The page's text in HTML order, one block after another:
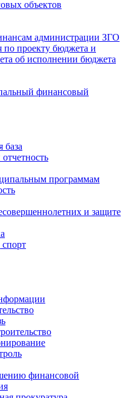
объектов
администрации ЗГО
проекту бюджета и
об исполнении бюджета
финансовый
база
программам
и защите
спорт
финансовой